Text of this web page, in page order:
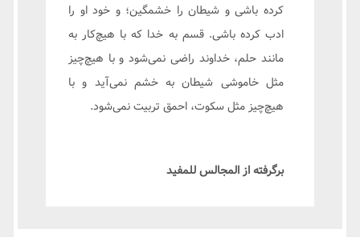
کرده باشی و شیطان را خشمگین؛ و خود او را
ادب کرده باشی. قسم به خدا که با هیچ‌کار به
مانند حلم، خداوند راضی نمی‌شود و با هیچ‌چیز
مثل خاموشی شیطان به خشم نمی‌آید و با
هیچ‌‌چیز مثل سکوت، احمق تربیت نمی‌شود.
برگرفته از المجالس للمفيد